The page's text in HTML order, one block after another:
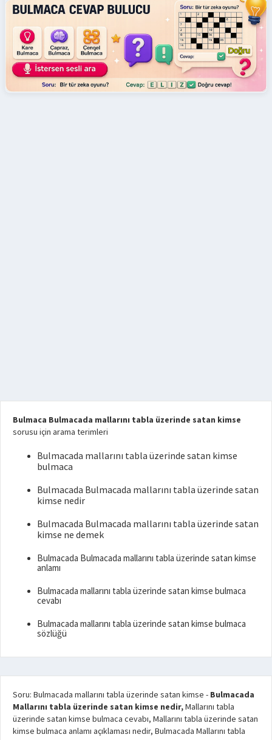
Bulmaca Bulmacada mallarını tabla üzerinde satan kimse
sorusu için arama terimleri
Bulmacada mallarını tabla üzerinde satan kimse
bulmaca
Bulmacada Bulmacada mallarını tabla üzerinde satan
kimse nedir
Bulmacada Bulmacada mallarını tabla üzerinde satan
kimse ne demek
Bulmacada Bulmacada mallarını tabla üzerinde satan kimse
anlamı
Bulmacada mallarını tabla üzerinde satan kimse bulmaca
cevabı
Bulmacada mallarını tabla üzerinde satan kimse bulmaca
sözlüğü
Soru: Bulmacada mallarını tabla üzerinde satan kimse - Bulmacada
Mallarını tabla üzerinde satan kimse nedir,Mallarını tabla
üzerinde satan kimse bulmaca cevabı, Mallarını tabla üzerinde satan
kimse bulmaca anlamı açıklaması nedir, Bulmacada Mallarını tabla